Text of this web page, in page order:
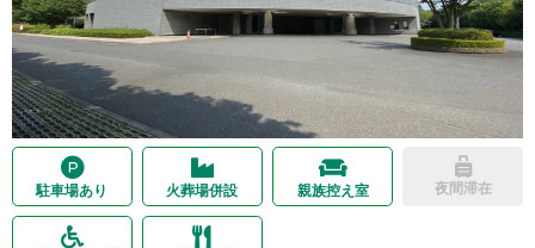
駐車場あり 火葬場併設 親族控え室 夜間滞在